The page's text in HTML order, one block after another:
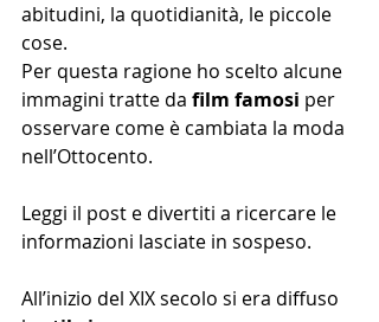
abitudini, la quotidianità, le piccole
cose.
Per questa ragione ho scelto alcune
immagini tratte da film famosi per
osservare come è cambiata la moda
nell’Ottocento.
Leggi il post e divertiti a ricercare le
informazioni lasciate in sospeso.
All’inizio del XIX secolo si era diffuso